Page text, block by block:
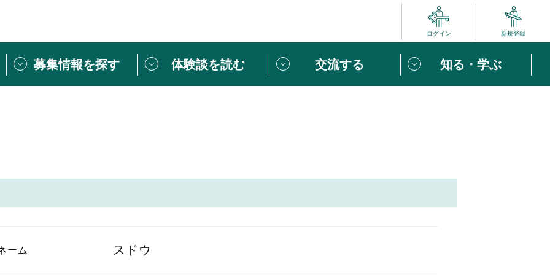
ログイン 新規登録
募集情報を探す 体験談を読む 交流する 知る・学ぶ
スペシャルインタビュー
ボランティアはじめの一歩
ーム スドウ